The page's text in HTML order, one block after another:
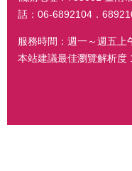
話：06-6892104．
服務時間：週一～週五
本站建議最佳瀏覽解析度